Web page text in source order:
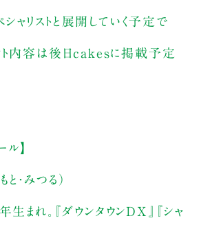
ャリストと展開していく予定で
ト内容は後日cakesに掲載予定
ル】
・みつる）
まれ。『ダウンタウンDX』『シャ